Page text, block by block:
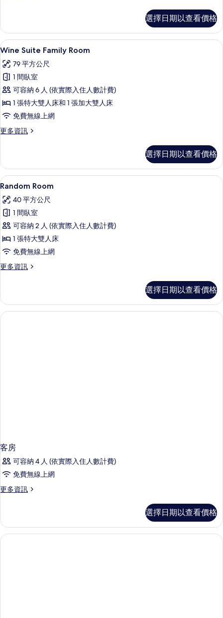
相
片
for
Person
詳
情
選擇日期以查看價格
顯
示
Wine
Suite
Family
Room
的
所
片
高級寢具、羽絨被、客房內保險箱、書
8
Wine Suite Family Room
79 平方公尺
1 間臥室
可容納 6 人 (依實際入住人數計費)
1 張特大雙人床和 1 張加大雙人床
免費無線上網
更多資訊
更
Family
Room
的
情
選擇日期以查看價格
顯
示
Random
Room
的
所
有
相
Random Room | 高級寢具、羽絨被、
2
Random Room
40 平方公尺
1 間臥室
可容納 2 人 (依實際入住人數計費)
1 張特大雙人床
免費無線上網
更多資訊
更
的
詳
情
選擇日期以查看價格
客房
可容納 4 人 (依實際入住人數計費)
免費無線上網
更多資訊
更
的
詳
情
選擇日期以查看價格